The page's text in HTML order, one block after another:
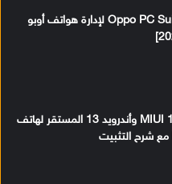
تحميل برنامج Oppo PC Suite لإدارة هواتف أوبو
تحميل تحديث MIUI 14 وأندرويد 13 المستقر لهاتف